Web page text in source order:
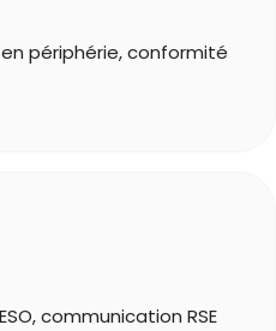
périphérie, conformité
communication RSE